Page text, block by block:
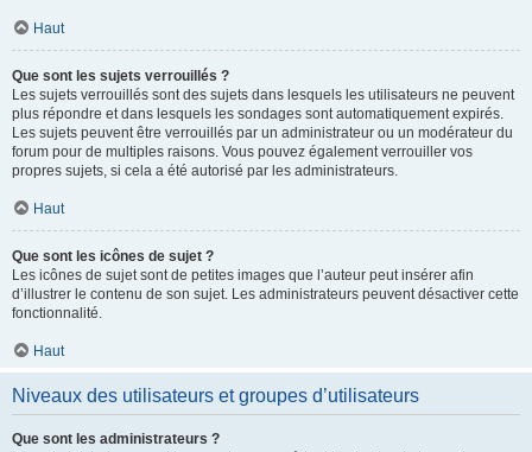
Haut
Que sont les sujets verrouillés ?
Les sujets verrouillés sont des sujets dans lesquels les utilisateurs ne peuvent
plus répondre et dans lesquels les sondages sont automatiquement expirés.
Les sujets peuvent être verrouillés par un administrateur ou un modérateur du
forum pour de multiples raisons. Vous pouvez également verrouiller vos
propres sujets, si cela a été autorisé par les administrateurs.
Haut
Que sont les icônes de sujet ?
Les icônes de sujet sont de petites images que l’auteur peut insérer afin
d’illustrer le contenu de son sujet. Les administrateurs peuvent désactiver cette
fonctionnalité.
Haut
Niveaux des utilisateurs et groupes d’utilisateurs
Que sont les administrateurs ?